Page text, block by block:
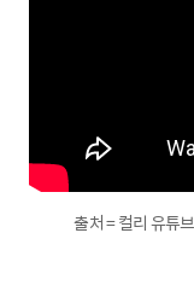
출처 = 컬리 유튜